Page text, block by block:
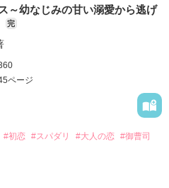
～幼なじみの甘い溺愛から逃げ
完
ページ
#初恋 #スパダリ #大人の恋 #御曹司